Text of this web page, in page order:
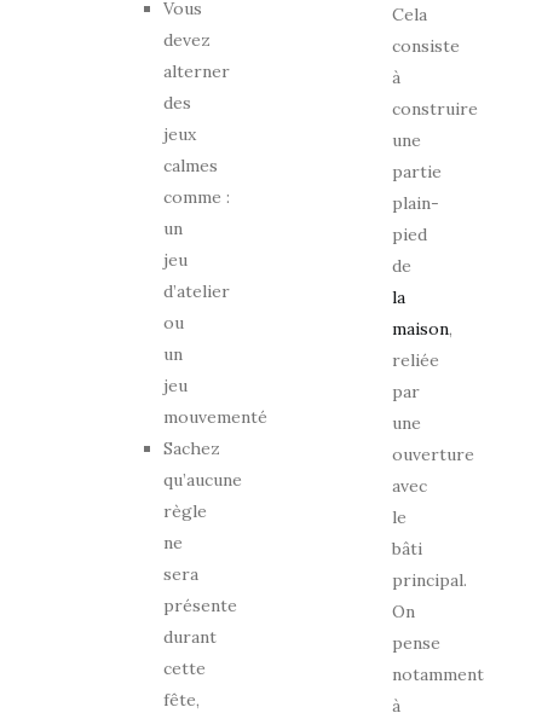
Vous
devez
alterner
des
jeux
calmes
comme :
un
jeu
d’atelier
ou
un
jeu
mouvementé
Sachez
qu’aucune
règle
ne
sera
présente
durant
cette
fête,
Cela
consiste
à
construire
une
partie
plain-
pied
de
la
maison,
reliée
par
une
ouverture
avec
le
bâti
principal.
On
pense
notamment
à